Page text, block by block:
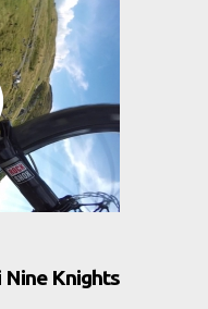
Nine Knights